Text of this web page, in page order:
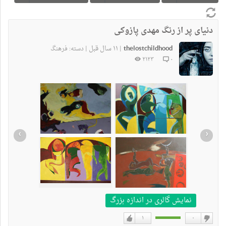
دنیای پر از رنگ مهدی پازوکی
thelostchildhood
| ۱۱ سال قبل | دسته: فرهنگ
۰
۲۱۲۳
‹
›
نمایش گالری در اندازه بزرگ
۱ ۰